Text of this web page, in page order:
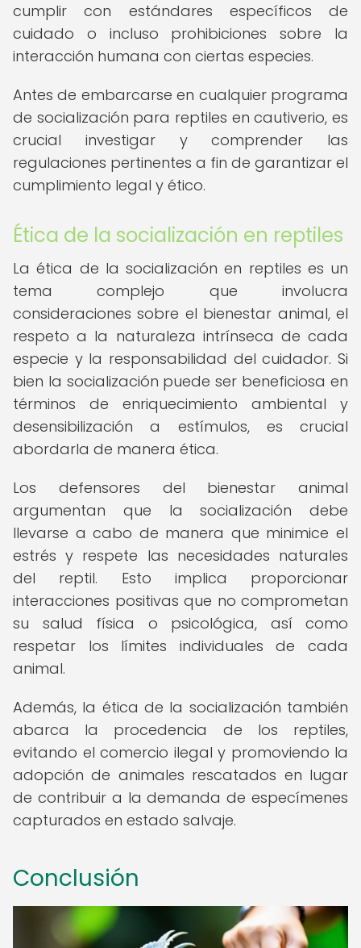
cumplir con estándares específicos de
cuidado o incluso prohibiciones sobre la
interacción humana con ciertas especies.
Antes de embarcarse en cualquier programa
de socialización para reptiles en cautiverio, es
crucial investigar y comprender las
regulaciones pertinentes a fin de garantizar el
cumplimiento legal y ético.
Ética de la socialización en reptiles
La ética de la socialización en reptiles es un
tema complejo que involucra
consideraciones sobre el bienestar animal, el
respeto a la naturaleza intrínseca de cada
especie y la responsabilidad del cuidador. Si
bien la socialización puede ser beneficiosa en
términos de enriquecimiento ambiental y
desensibilización a estímulos, es crucial
abordarla de manera ética.
Los defensores del bienestar animal
argumentan que la socialización debe
llevarse a cabo de manera que minimice el
estrés y respete las necesidades naturales
del reptil. Esto implica proporcionar
interacciones positivas que no comprometan
su salud física o psicológica, así como
respetar los límites individuales de cada
animal.
Además, la ética de la socialización también
abarca la procedencia de los reptiles,
evitando el comercio ilegal y promoviendo la
adopción de animales rescatados en lugar
de contribuir a la demanda de especímenes
capturados en estado salvaje.
Conclusión